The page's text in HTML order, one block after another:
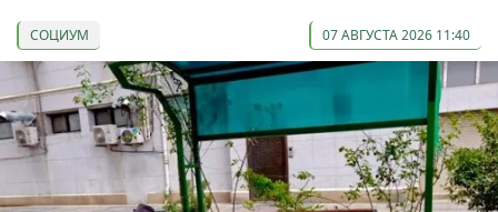
СОЦИУМ 07 АВГУСТА 2026 11:40